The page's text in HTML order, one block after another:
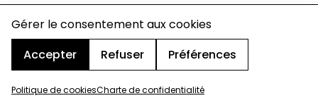
Gérer le consentement aux cookies
Accepter
Refuser Préférences
Politique de cookiesCharte de confidentialité